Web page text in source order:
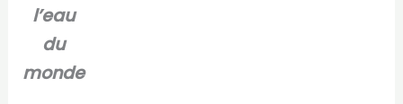
l’eau
du
monde